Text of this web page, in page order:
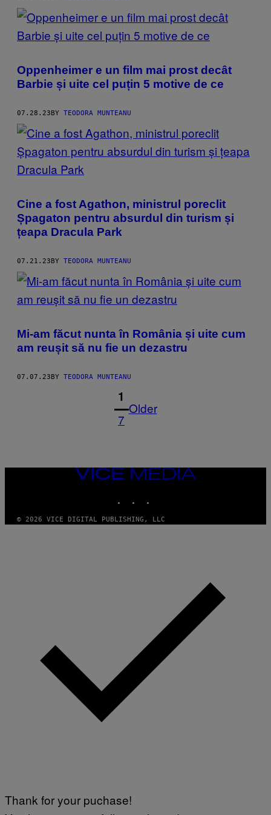
Oppenheimer e un film mai prost decât
Barbie și uite cel puțin 5 motive de ce
07.28.23BY TEODORA MUNTEANU
Cine a fost Agathon, ministrul poreclit
Șpagaton pentru absurdul din turism și
țeapa Dracula Park
07.21.23BY TEODORA MUNTEANU
Mi-am făcut nunta în România și uite cum
am reușit să nu fie un dezastru
07.07.23BY TEODORA MUNTEANU
1
7
Older
VICE
MEDIA
© 2026 VICE DIGITAL PUBLISHING, LLC
Thank for your puchase!